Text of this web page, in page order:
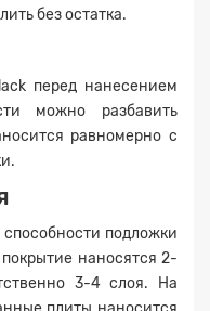
без остатка.
перед нанесением
можно разбавить
равномерно с
подложки
наносятся 2-
3-4 слоя. На